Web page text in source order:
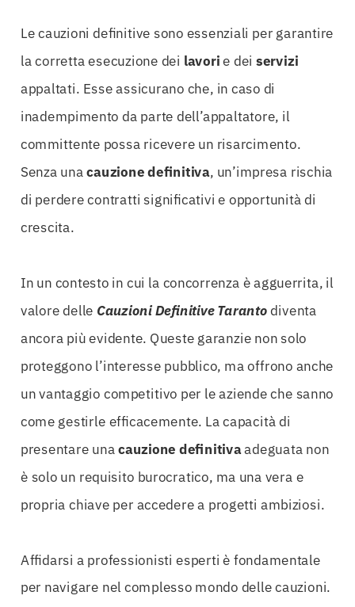
Le cauzioni definitive sono essenziali per garantire
la corretta esecuzione dei lavorie deiservizi
appaltati. Esse assicurano che, in caso di
inadempimento da parte dell’appaltatore, il
committente possa ricevere un risarcimento.
Senza unacauzionedefinitiva, un’impresa rischia
di perdere contratti significativi e opportunità di
crescita.
In un contesto in cui la concorrenza è agguerrita, il
valore delle Cauzioni Definitive Tarantodiventa
ancora più evidente. Queste garanzie non solo
proteggono l’interesse pubblico, ma offrono anche
un vantaggio competitivo per le aziende che sanno
come gestirle efficacemente. La capacità di
presentare unacauzione definitivaadeguata non
è solo un requisito burocratico, ma una vera e
propria chiave per accedere a progetti ambiziosi.
Affidarsi a professionisti esperti è fondamentale
per navigare nel complesso mondo delle cauzioni.